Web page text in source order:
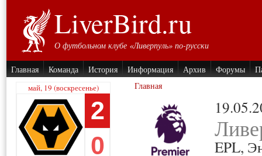
LiverBird.ru
О футбольном клубе «Ливерпуль» по-русски
Главная Команда История Информация Архив Форумы
май, 19 (воскресенье)
2
0
Главная
EPL,